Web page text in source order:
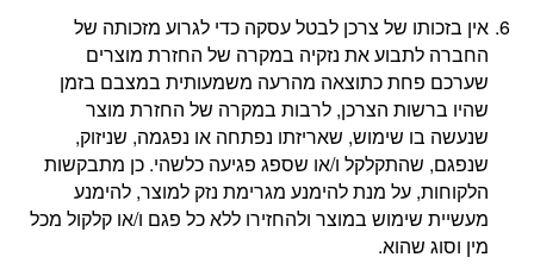
אין בזכותו של צרכן לבטל עסקה כדי לגרוע מזכותה של
החברה לתבוע את נזקיה במקרה של החזרת מוצרים
שערכם פחת כתוצאה מהרעה משמעותית במצבם בזמן
שהיו ברשות הצרכן, לרבות במקרה של החזרת מוצר
שנעשה בו שימוש, שאריזתו נפתחה או נפגמה, שניזוק,
שנפגם, שהתקלקל ו/או שספג פגיעה כלשהי. כן מתבקשות
הלקוחות, על מנת להימנע מגרימת נזק למוצר, להימנע
מעשיית שימוש במוצר ולהחזירו ללא כל פגם ו/או קלקול מכל
מין וסוג שהוא.